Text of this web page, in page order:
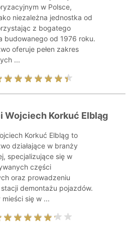
w Polsce,
niezależna jednostka od
z bogatego
budowanego od 1976 roku.
oferuje pełen zakres
...
Wojciech Korkuć Elbląg
Korkuć Elbląg to
działające w branży
specjalizujące się w
części
oraz prowadzeniu
demontażu pojazdów.
się w ...